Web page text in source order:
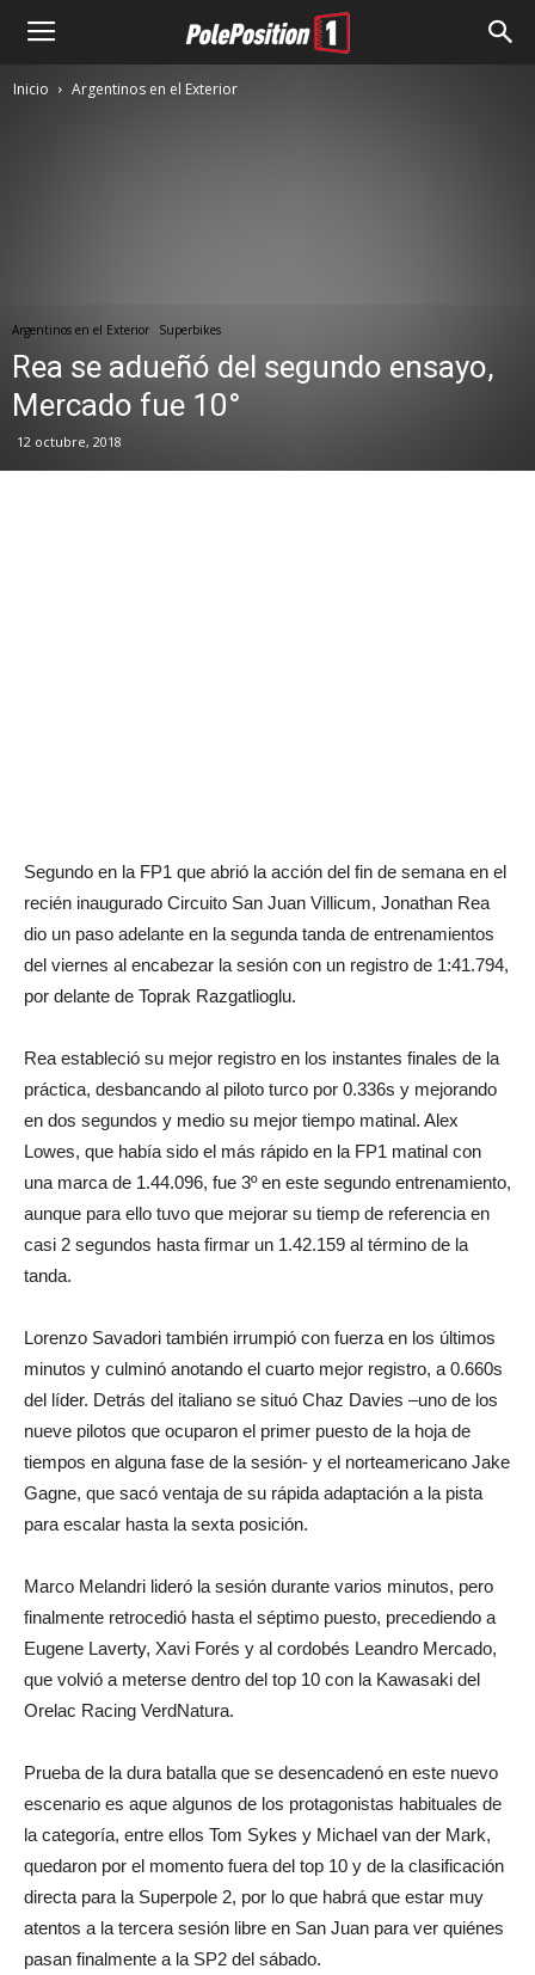
Inicio Argentinos en el Exterior
Argentinos en el Exterior Superbikes
Rea se adueñó del segundo ensayo,
Mercado fue 10°
12 octubre, 2018
Segundo en la FP1 que abrió la acción del fin de semana en el
recién inaugurado Circuito San Juan Villicum, Jonathan Rea
dio un paso adelante en la segunda tanda de entrenamientos
del viernes al encabezar la sesión con un registro de 1:41.794,
por delante de Toprak Razgatlioglu.
Rea estableció su mejor registro en los instantes finales de la
práctica, desbancando al piloto turco por 0.336s y mejorando
en dos segundos y medio su mejor tiempo matinal. Alex
Lowes, que había sido el más rápido en la FP1 matinal con
una marca de 1.44.096, fue 3º en este segundo entrenamiento,
aunque para ello tuvo que mejorar su tiemp de referencia en
casi 2 segundos hasta firmar un 1.42.159 al término de la
tanda.
Lorenzo Savadori también irrumpió con fuerza en los últimos
minutos y culminó anotando el cuarto mejor registro, a 0.660s
del líder. Detrás del italiano se situó Chaz Davies –uno de los
nueve pilotos que ocuparon el primer puesto de la hoja de
tiempos en alguna fase de la sesión- y el norteamericano Jake
Gagne, que sacó ventaja de su rápida adaptación a la pista
para escalar hasta la sexta posición.
Marco Melandri lideró la sesión durante varios minutos, pero
finalmente retrocedió hasta el séptimo puesto, precediendo a
Eugene Laverty, Xavi Forés y al cordobés Leandro Mercado,
que volvió a meterse dentro del top 10 con la Kawasaki del
Orelac Racing VerdNatura.
Prueba de la dura batalla que se desencadenó en este nuevo
escenario es aque algunos de los protagonistas habituales de
la categoría, entre ellos Tom Sykes y Michael van der Mark,
quedaron por el momento fuera del top 10 y de la clasificación
directa para la Superpole 2, por lo que habrá que estar muy
atentos a la tercera sesión libre en San Juan para ver quiénes
pasan finalmente a la SP2 del sábado.